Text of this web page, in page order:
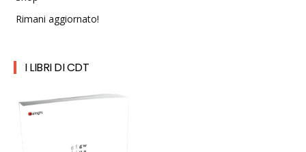
Rimani aggiornato!
I LIBRI DI CDT